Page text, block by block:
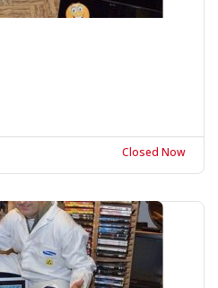
Closed Now